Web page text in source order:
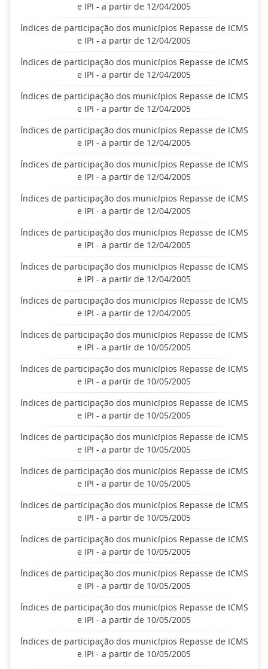
e IPI - a partir de 12/04/2005
Índices de participação dos municípios Repasse de ICMS
e IPI - a partir de 12/04/2005
Índices de participação dos municípios Repasse de ICMS
e IPI - a partir de 12/04/2005
Índices de participação dos municípios Repasse de ICMS
e IPI - a partir de 12/04/2005
Índices de participação dos municípios Repasse de ICMS
e IPI - a partir de 12/04/2005
Índices de participação dos municípios Repasse de ICMS
e IPI - a partir de 12/04/2005
Índices de participação dos municípios Repasse de ICMS
e IPI - a partir de 12/04/2005
Índices de participação dos municípios Repasse de ICMS
e IPI - a partir de 12/04/2005
Índices de participação dos municípios Repasse de ICMS
e IPI - a partir de 12/04/2005
Índices de participação dos municípios Repasse de ICMS
e IPI - a partir de 12/04/2005
Índices de participação dos municípios Repasse de ICMS
e IPI - a partir de 10/05/2005
Índices de participação dos municípios Repasse de ICMS
e IPI - a partir de 10/05/2005
Índices de participação dos municípios Repasse de ICMS
e IPI - a partir de 10/05/2005
Índices de participação dos municípios Repasse de ICMS
e IPI - a partir de 10/05/2005
Índices de participação dos municípios Repasse de ICMS
e IPI - a partir de 10/05/2005
Índices de participação dos municípios Repasse de ICMS
e IPI - a partir de 10/05/2005
Índices de participação dos municípios Repasse de ICMS
e IPI - a partir de 10/05/2005
Índices de participação dos municípios Repasse de ICMS
e IPI - a partir de 10/05/2005
Índices de participação dos municípios Repasse de ICMS
e IPI - a partir de 10/05/2005
Índices de participação dos municípios Repasse de ICMS
e IPI - a partir de 10/05/2005